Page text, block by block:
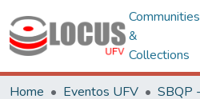
Communities
&
Collections
Home Eventos UFV